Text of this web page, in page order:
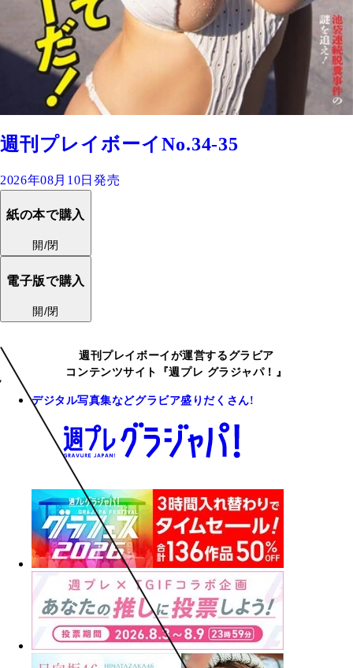
週刊プレイボーイNo.34-35
2026年08月10日発売
紙の本で購入
開/閉
電子版で購入
開/閉
週刊プレイボーイが運営するグラビア
コンテンツサイト『週プレ グラジャパ！』
デジタル写真集などグラビア盛りだくさん!